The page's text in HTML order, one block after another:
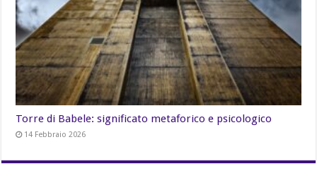
Torre di Babele: significato metaforico e psicologico
14 Febbraio 2026